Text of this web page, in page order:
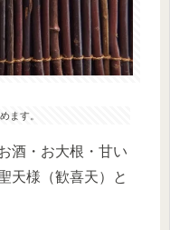
ます。
酒・お大根・甘い
天様（歓喜天）と